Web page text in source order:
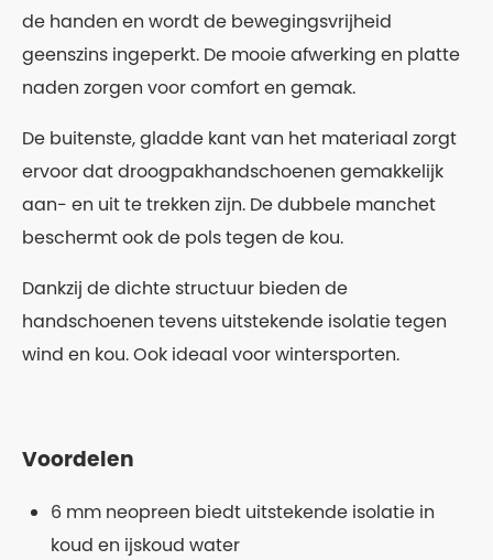
de handen en wordt de bewegingsvrijheid
geenszins ingeperkt. De mooie afwerking en platte
naden zorgen voor comfort en gemak.
De buitenste, gladde kant van het materiaal zorgt
ervoor dat droogpakhandschoenen gemakkelijk
aan- en uit te trekken zijn. De dubbele manchet
beschermt ook de pols tegen de kou.
Dankzij de dichte structuur bieden de
handschoenen tevens uitstekende isolatie tegen
wind en kou. Ook ideaal voor wintersporten.
Voordelen
6 mm neopreen biedt uitstekende isolatie in
koud en ijskoud water